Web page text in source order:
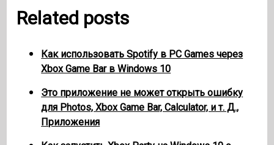
Related posts
Как использовать Spotify в PC Games через
Xbox Game Bar в Windows 10
Это приложение не может открыть ошибку
для Photos, Xbox Game Bar, Calculator, и т. Д.,
Приложения